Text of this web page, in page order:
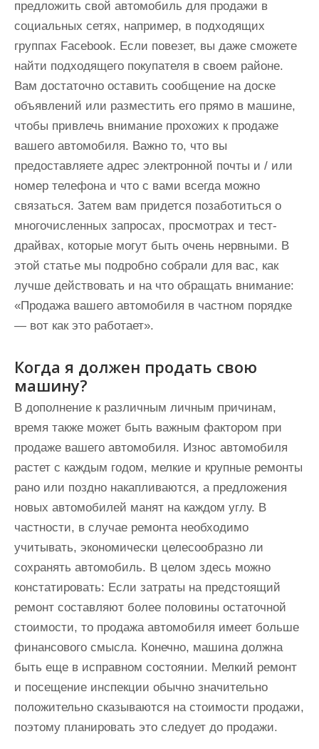
предложить свой автомобиль для продажи в
социальных сетях, например, в подходящих
группах Facebook. Если повезет, вы даже сможете
найти подходящего покупателя в своем районе.
Вам достаточно оставить сообщение на доске
объявлений или разместить его прямо в машине,
чтобы привлечь внимание прохожих к продаже
вашего автомобиля. Важно то, что вы
предоставляете адрес электронной почты и / или
номер телефона и что с вами всегда можно
связаться. Затем вам придется позаботиться о
многочисленных запросах, просмотрах и тест-
драйвах, которые могут быть очень нервными. В
этой статье мы подробно собрали для вас, как
лучше действовать и на что обращать внимание:
«Продажа вашего автомобиля в частном порядке
— вот как это работает».
Когда я должен продать свою
машину?
В дополнение к различным личным причинам,
время также может быть важным фактором при
продаже вашего автомобиля. Износ автомобиля
растет с каждым годом, мелкие и крупные ремонты
рано или поздно накапливаются, а предложения
новых автомобилей манят на каждом углу. В
частности, в случае ремонта необходимо
учитывать, экономически целесообразно ли
сохранять автомобиль. В целом здесь можно
констатировать: Если затраты на предстоящий
ремонт составляют более половины остаточной
стоимости, то продажа автомобиля имеет больше
финансового смысла. Конечно, машина должна
быть еще в исправном состоянии. Мелкий ремонт
и посещение инспекции обычно значительно
положительно сказываются на стоимости продажи,
поэтому планировать это следует до продажи.